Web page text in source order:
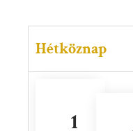
Hétköznap
1